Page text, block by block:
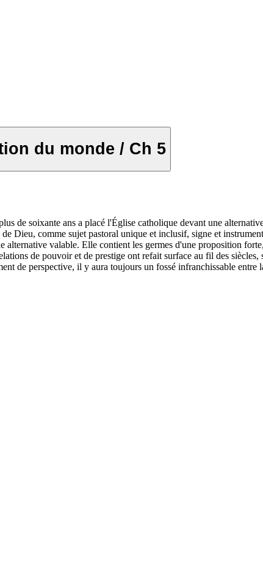
du monde / Ch 5
de soixante ans a placé l'Église catholique devant une
Dieu, comme sujet pastoral unique et inclusif, signe et
alternative valable. Elle contient les germes d'une proposition
de pouvoir et de prestige ont refait surface au fil des
de perspective, il y aura toujours un fossé infranchissable entre